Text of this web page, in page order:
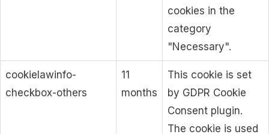
cookies in the
category
"Necessary".
cookielawinfo-
checkbox-others
11
months
This cookie is set
by GDPR Cookie
Consent plugin.
The cookie is used